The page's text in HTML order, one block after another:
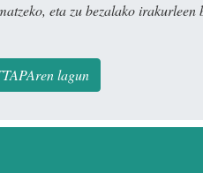
eta zu bezalako
lagun